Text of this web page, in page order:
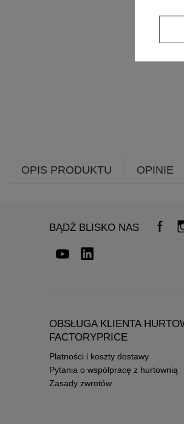
OPIS PRODUKTU OPINIE
BĄDŹ BLISKO NAS
OBSŁUGA KLIENTA
FACTORYPRICE
Płatności i koszty dostawy
Pytania o współpracę z hurtownią
Zasady zwrotów